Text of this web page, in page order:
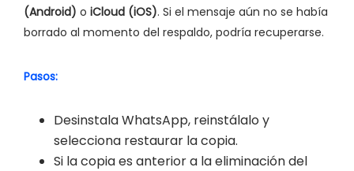
(Android) o iCloud (iOS). Si el mensaje aún no se había
borrado al momento del respaldo, podría recuperarse.
Pasos:
Desinstala WhatsApp, reinstálalo y
selecciona restaurar la copia.
Si la copia es anterior a la eliminación del